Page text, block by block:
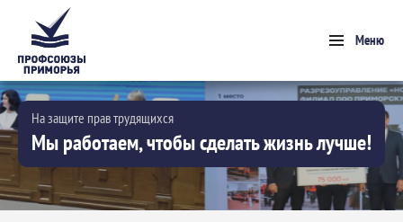
Меню
На защите прав трудящихся
Мы работаем, чтобы сделать жизнь лучше!